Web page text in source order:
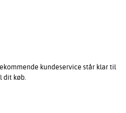
kundeservice står klar til
dit køb.